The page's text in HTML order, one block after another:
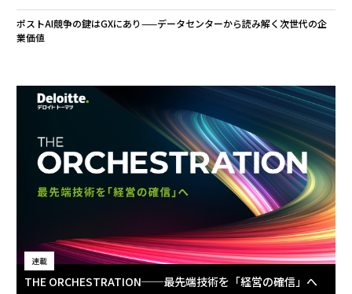
ポストAI競争の鍵はGXにあり——データセンターから読み解く次世代の企
業価値
連載
THE ORCHESTRATION──最先端技術を「経営の確信」へ